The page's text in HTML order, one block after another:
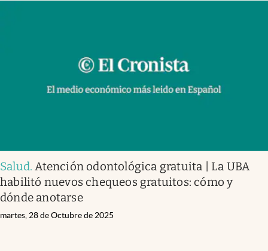
Salud.Atención odontológica gratuita | La UBA
habilitó nuevos chequeos gratuitos: cómo y
dónde anotarse
martes, 28 de Octubre de 2025